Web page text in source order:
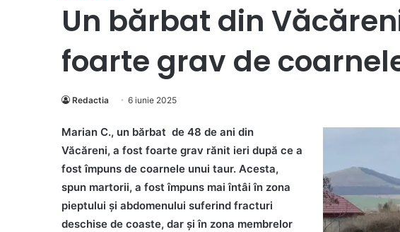
Un bărbat din
foarte grav de
Redactia 6 iunie 2025
Marian C., un bărbat de 48 de ani din
Văcăreni, a fost foarte grav rănit ieri după ce a
fost împuns de coarnele unui taur. Acesta,
spun martorii, a fost împuns mai întâi în zona
pieptului și abdomenului suferind fracturi
deschise de coaste, dar și în zona membrelor